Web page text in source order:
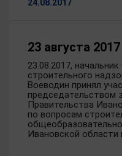
24.08.2017
23 августа
23.08.2017,
строительного
Воеводин принял
председательством
Правительства
по вопросам
Ивановской области